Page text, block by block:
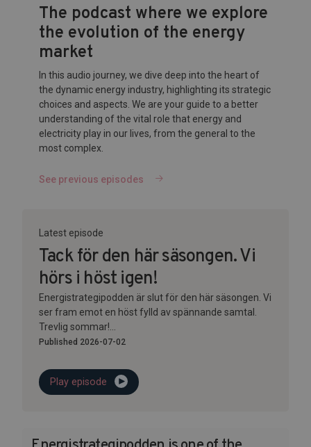
The podcast where we explore
the evolution of the energy
market
In this audio journey, we dive deep into the heart of
the dynamic energy industry, highlighting its strategic
choices and aspects. We are your guide to a better
understanding of the vital role that energy and
electricity play in our lives, from the general to the
most complex.
See previous episodes
Latest episode
Tack för den här säsongen. Vi
hörs i höst igen!
Energistrategipodden är slut för den här säsongen. Vi
ser fram emot en höst fylld av spännande samtal.
Trevlig sommar!...
Published 2026-07-02
Play episode